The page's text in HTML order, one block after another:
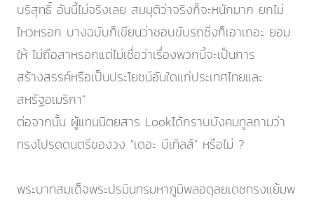
บริสุทธิ์ อันนี้ไม่จริงเลย สมมุติว่าจริงก็จะหนักมาก ยกไม่
ไหวหรอก บางฉบับก็เขียนว่าชอบขับรถซิ่งก็เอาเถอะ ยอม
ให้ ไม่ถือสาหรอกแต่ไม่เชื่อว่าเรื่องพวกนี้จะเป็นการ
สร้างสรรค์หรือเป็นประโยชน์อันใดแก่ประเทศไทยและ
สหรัฐอเมริกา"
ต่อจากนั้น ผู้แทนนิตยสาร Lookได้กราบบังคมทูลถามว่า
ทรงโปรดดนตรีของวง "เดอะ บีเทิลส์" หรือไม่ ?
พระบาทสมเด็จพระปรมินทรมหาภูมิพลอดุลยเดชทรงแย้มพ